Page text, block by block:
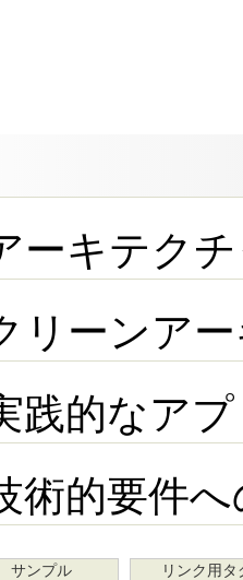
キテクチ
ーンアー
的なアプ
的要件へ
サンプル リンク用タ